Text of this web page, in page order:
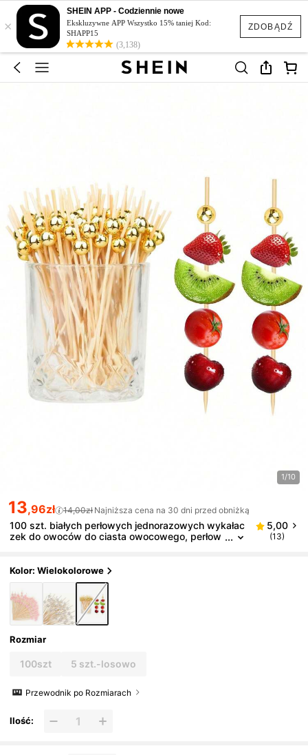
ZDOBĄDŹ
×
SHEIN APP - Codziennie nowe
Ekskluzywne APP Wszystko 15% taniej Kod:
SHAPP15
(3,138)
1/10
13,96zł 14,00zł Najniższa cena na 30 dni przed obniżką
100 szt. białych perłowych jednorazowych wykałac
zek do owoców do ciasta owocowego, perłow
zaszłyków, szaszłyki owocowe, dekoracje do ciast
i deserów, dekoracyjne bambusowe wykałaczki do
koktajli, widelce do tortów i burgerów – do dekoracj
i napojów, desery (urodziny, artykuły na wesela, pr
ezenty świąteczne)
5,00
(13)
Kolor: Wielokolorowe
Rozmiar
100szt 5 szt.-losowo
Przewodnik po Rozmiarach
Ilość: